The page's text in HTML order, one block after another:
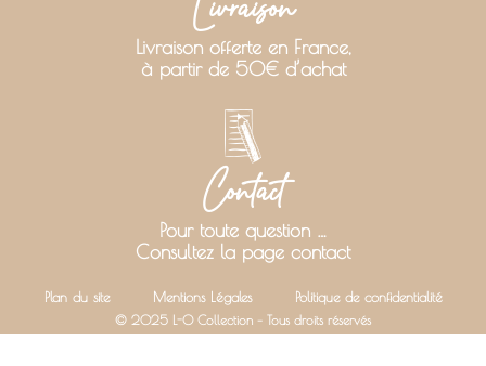
Livraison offerte en France,
à partir de 50€ d’achat
Contact
Pour toute question …
Consultez la page contact
Plan du site Mentions Légales Politique de confidentialité
© 2025 L-O Collection – Tous droits réservés